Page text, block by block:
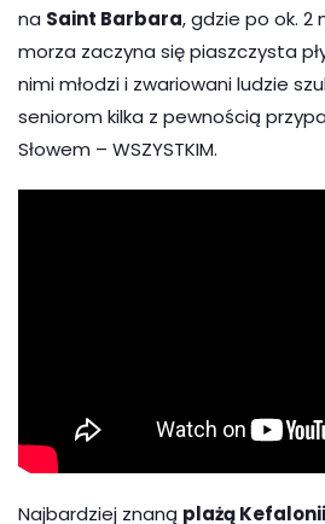
na Saint Barbara, gdzie po ok.
morza zaczyna się piaszczysta
nimi młodzi i zwariowani ludzie
seniorom kilka z pewnością
Słowem – WSZYSTKIM.
Najbardziej znaną plażą Kefalonii